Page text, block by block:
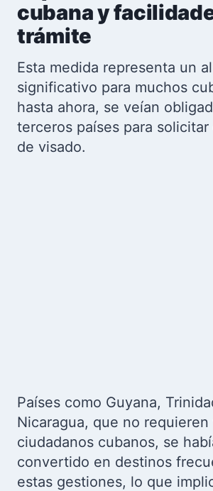
cubana y
trámite
Esta medida representa un
significativo para muchos
hasta ahora, se veían
terceros países para
de visado.
Países como Guyana,
Nicaragua, que no requieren
ciudadanos cubanos, se
convertido en destinos
estas gestiones, lo que